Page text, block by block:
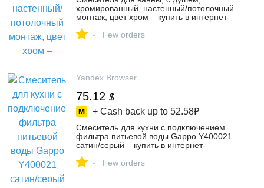
хромированный, настенный/потолочный
монтаж, цвет хром – купить в интернет-
Маркете, 5627262593
- Few orders
Yandex Browser
75.12 $
+ Cash back up to 52.58₽
Смеситель для кухни с подключением
фильтра питьевой воды Gappo Y400021
сатин/серый – купить в интернет-
4743347368
- Few orders